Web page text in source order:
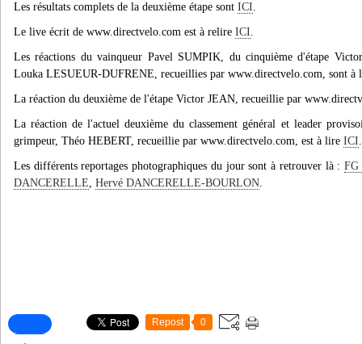
Les résultats complets de la deuxième étape sont ICI.
Le live écrit de www.directvelo.com est à relire ICI.
Les réactions du vainqueur Pavel SUMPIK, du cinquième d'étape
Louka LESUEUR-DUFRENE, recueillies par www.directvelo.com, sont
La réaction du deuxième de l'étape Victor JEAN, recueillie par
La réaction de l'actuel deuxième du classement général et leader
grimpeur, Théo HEBERT, recueillie par www.directvelo.com, est à lire ICI.
Les différents reportages photographiques du jour sont à retrouver là :FG
DANCERELLE, Hervé DANCERELLE-BOURLON.
Repost 0